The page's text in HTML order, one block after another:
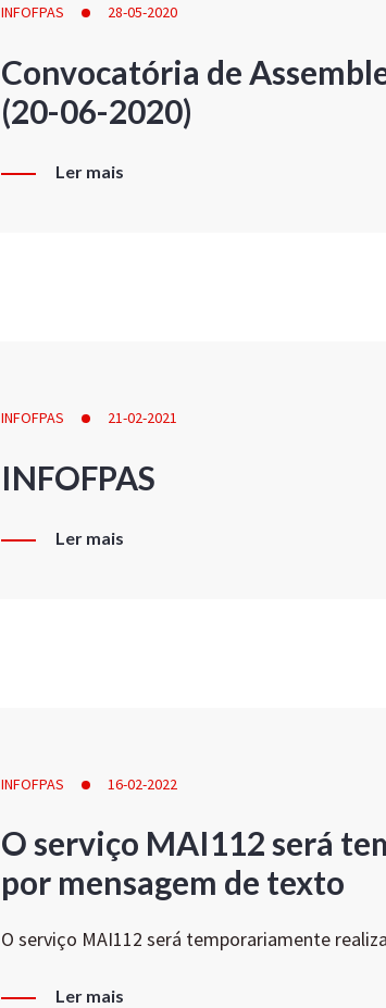
INFOFPAS 28-05-2020
Convocatória de
(20-06-2020)
Ler mais
INFOFPAS 21-02-2021
INFOFPAS
Ler mais
INFOFPAS 16-02-2022
O serviço MAI112 será
por mensagem de texto
O serviço MAI112 será temporariamente
Ler mais